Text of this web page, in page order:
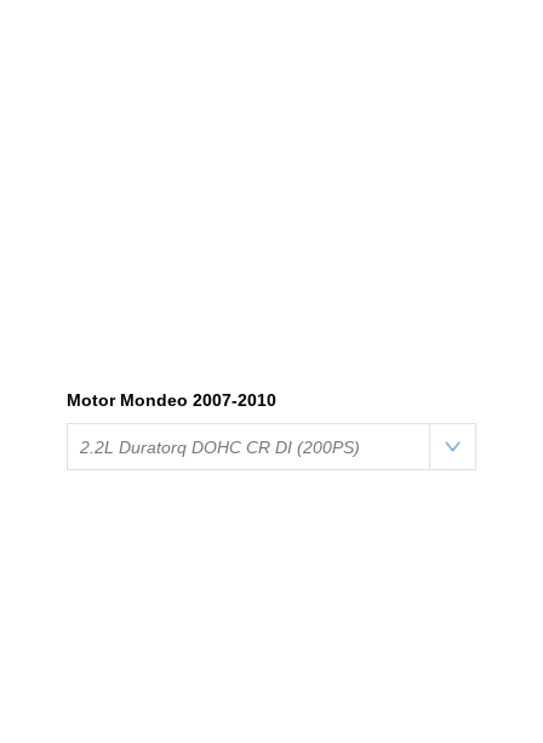
Motor Mondeo 2007-2010
2.2L Duratorq DOHC CR DI (200PS)